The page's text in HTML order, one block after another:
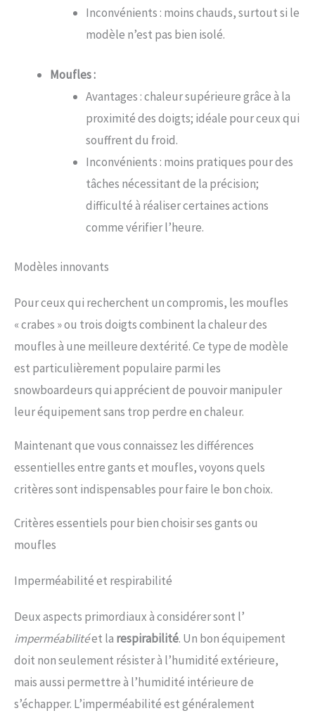
Inconvénients : moins chauds, surtout si le
modèle n’est pas bien isolé.
Moufles :
Avantages : chaleur supérieure grâce à la
proximité des doigts; idéale pour ceux qui
souffrent du froid.
Inconvénients : moins pratiques pour des
tâches nécessitant de la précision;
difficulté à réaliser certaines actions
comme vérifier l’heure.
Modèles innovants
Pour ceux qui recherchent un compromis, les moufles
« crabes » ou trois doigts combinent la chaleur des
moufles à une meilleure dextérité. Ce type de modèle
est particulièrement populaire parmi les
snowboardeurs qui apprécient de pouvoir manipuler
leur équipement sans trop perdre en chaleur.
Maintenant que vous connaissez les différences
essentielles entre gants et moufles, voyons quels
critères sont indispensables pour faire le bon choix.
Critères essentiels pour bien choisir ses gants ou
moufles
Imperméabilité et respirabilité
Deux aspects primordiaux à considérer sont l’
imperméabilitéet la respirabilité. Un bon équipement
doit non seulement résister à l’humidité extérieure,
mais aussi permettre à l’humidité intérieure de
s’échapper. L’imperméabilité est généralement